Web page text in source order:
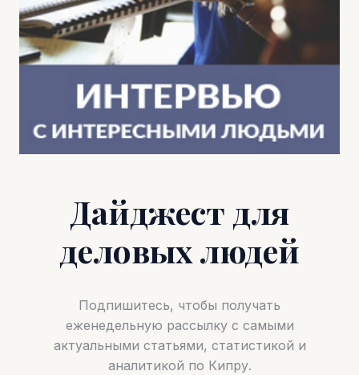
Дайджест для
деловых людей
Подпишитесь, чтобы получать
еженедельную рассылку с самыми
актуальными статьями, статистикой и
аналитикой по Кипру.